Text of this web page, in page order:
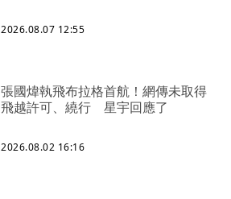
2026.08.07 12:55
張國煒執飛布拉格首航！網傳未取得
飛越許可、繞行 星宇回應了
2026.08.02 16:16